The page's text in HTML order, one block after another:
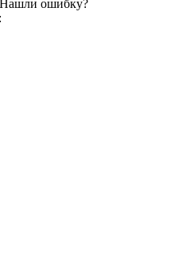
Нашли ошибку?
: